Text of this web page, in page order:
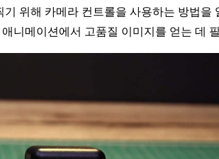
위해 카메라 컨트롤을 사용하는 방법을
니메이션에서 고품질 이미지를 얻는 데